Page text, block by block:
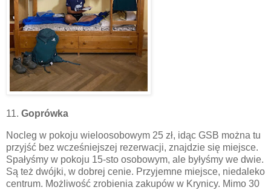
11. Goprówka
Nocleg w pokoju wieloosobowym 25 zł, idąc GSB można tu
przyjść bez wcześniejszej rezerwacji, znajdzie się miejsce.
Spałyśmy w pokoju 15-sto osobowym, ale byłyśmy we dwie.
Są też dwójki, w dobrej cenie. Przyjemne miejsce, niedaleko
centrum. Możliwość zrobienia zakupów w Krynicy. Mimo 30